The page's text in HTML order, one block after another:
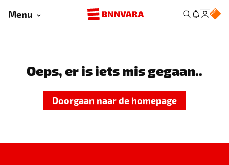
Menu
Oeps, er is iets mis gegaan..
Doorgaan naar de homepage